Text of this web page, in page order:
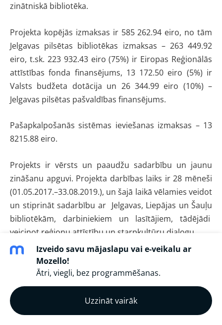
zinātniskā bibliotēka.
Projekta kopējās izmaksas ir 585 262.94 eiro, no tām
Jelgavas pilsētas bibliotēkas izmaksas – 263 449.92
eiro, t.sk. 223 932.43 eiro (75%) ir Eiropas Reģionālās
attīstības fonda finansējums, 13 172.50 eiro (5%) ir
Valsts budžeta dotācija un 26 344.99 eiro (10%) –
Jelgavas pilsētas pašvaldības finansējums.
Pašapkalpošanās sistēmas ieviešanas izmaksas – 13
8215.88 eiro.
Projekts ir vērsts un paaudžu sadarbību un jaunu
zināšanu apguvi. Projekta darbības laiks ir 28 mēneši
(01.05.2017.–33.08.2019.), un šajā laikā vēlamies veidot
un stiprināt sadarbību ar Jelgavas, Liepājas un Šauļu
bibliotēkām, darbiniekiem un lasītājiem, tādējādi
veicinot reģionu attīstību un starpkultūru dialogu.
Vairāk par projektu:
Izveido savu mājaslapu vai e-veikalu ar
Mozello!
Ātri, viegli, bez programmēšanas.
Uzzināt vairāk